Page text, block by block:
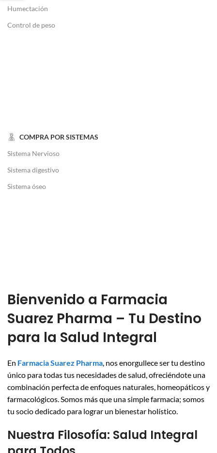
Humectación
Control de peso
COMPRA POR SISTEMAS
Sistema Nervioso
Sistema digestivo
Sistema óseo
Bienvenido a Farmacia
Suarez Pharma – Tu Destino
para la Salud Integral
En Farmacia Suarez Pharma, nos enorgullece ser tu destino
único para todas tus necesidades de salud, ofreciéndote una
combinación perfecta de enfoques naturales, homeopáticos y
farmacológicos. Somos más que una simple farmacia; somos
tu socio dedicado para lograr un bienestar holístico.
Nuestra Filosofía: Salud Integral